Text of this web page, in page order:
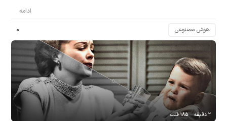
ادامه
هوش مصنوعی ۰
۲ دقیقه ۱۸۵ قلب